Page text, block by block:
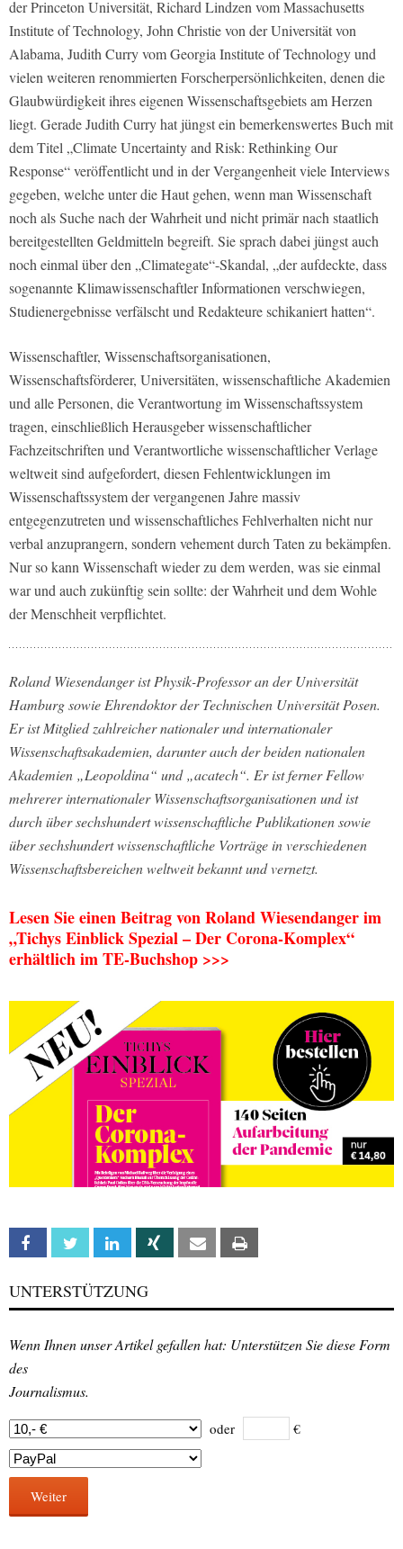
der Princeton Universität, Richard Lindzen vom Massachusetts
Institute of Technology, John Christie von der Universität von
Alabama, Judith Curry vom Georgia Institute of Technology und
vielen weiteren renommierten Forscherpersönlichkeiten, denen die
Glaubwürdigkeit ihres eigenen Wissenschaftsgebiets am Herzen
liegt. Gerade Judith Curry hat jüngst ein bemerkenswertes Buch mit
dem Titel „Climate Uncertainty and Risk: Rethinking Our
Response“ veröffentlicht und in der Vergangenheit viele Interviews
gegeben, welche unter die Haut gehen, wenn man Wissenschaft
noch als Suche nach der Wahrheit und nicht primär nach staatlich
bereitgestellten Geldmitteln begreift. Sie sprach dabei jüngst auch
noch einmal über den „Climategate“-Skandal, „der aufdeckte, dass
sogenannte Klimawissenschaftler Informationen verschwiegen,
Studienergebnisse verfälscht und Redakteure schikaniert hatten“.
Wissenschaftler, Wissenschaftsorganisationen,
Wissenschaftsförderer, Universitäten, wissenschaftliche Akademien
und alle Personen, die Verantwortung im Wissenschaftssystem
tragen, einschließlich Herausgeber wissenschaftlicher
Fachzeitschriften und Verantwortliche wissenschaftlicher Verlage
weltweit sind aufgefordert, diesen Fehlentwicklungen im
Wissenschaftssystem der vergangenen Jahre massiv
entgegenzutreten und wissenschaftliches Fehlverhalten nicht nur
verbal anzuprangern, sondern vehement durch Taten zu bekämpfen.
Nur so kann Wissenschaft wieder zu dem werden, was sie einmal
war und auch zukünftig sein sollte: der Wahrheit und dem Wohle
der Menschheit verpflichtet.
Roland Wiesendanger ist Physik-Professor an der Universität
Hamburg sowie Ehrendoktor der Technischen Universität Posen.
Er ist Mitglied zahlreicher nationaler und internationaler
Wissenschaftsakademien, darunter auch der beiden nationalen
Akademien „Leopoldina“ und „acatech“. Er ist ferner Fellow
mehrerer internationaler Wissenschaftsorganisationen und ist
durch über sechshundert wissenschaftliche Publikationen sowie
über sechshundert wissenschaftliche Vorträge in verschiedenen
Wissenschaftsbereichen weltweit bekannt und vernetzt.
Lesen Sie einen Beitrag von Roland Wiesendanger im
„Tichys Einblick Spezial – Der Corona-Komplex“
erhältlich im TE-Buchshop >>>
Facebook Twitter Linkedin Xing Email
UNTERSTÜTZUNG
Wenn Ihnen unser Artikel gefallen hat: Unterstützen Sie diese Form
des
Journalismus.
oder €
Weiter